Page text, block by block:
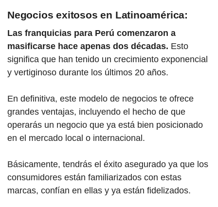
Negocios exitosos en Latinoamérica:
Las franquicias para Perú comenzaron a
masificarse hace apenas dos décadas. Esto
significa que han tenido un crecimiento exponencial
y vertiginoso durante los últimos 20 años.
En definitiva, este modelo de negocios te ofrece
grandes ventajas, incluyendo el hecho de que
operarás un negocio que ya está bien posicionado
en el mercado local o internacional.
Básicamente, tendrás el éxito asegurado ya que los
consumidores están familiarizados con estas
marcas, confían en ellas y ya están fidelizados.